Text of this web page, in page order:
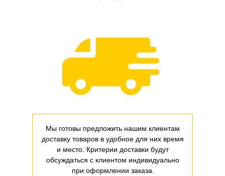
Мы готовы предложить нашим клиентам
доставку товаров в удобное для них время
и место. Критерии доставки будут
обсуждаться с клиентом индивидуально
при оформлении заказа.